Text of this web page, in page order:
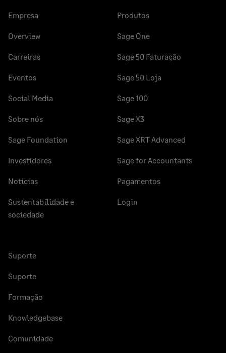
Empresa
Overview
Carreiras
Eventos
Social Media
Sobre nós
Sage Foundation
Investidores
Noticias
Sustentabilidade e
sociedade
Produtos
Sage One
Sage 50 Faturação
Sage 50 Loja
Sage 100
Sage X3
Sage XRT Advanced
Sage for Accountants
Pagamentos
Login
Suporte
Suporte
Formação
Knowledgebase
Comunidade